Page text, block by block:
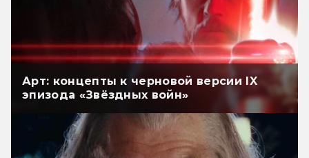
Арт: концепты к черновой версии IX
эпизода «Звёздных войн»